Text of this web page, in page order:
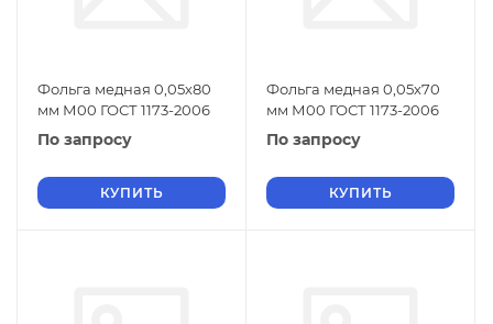
Фольга медная 0,05х80
мм М00 ГОСТ 1173-2006
По запросу
КУПИТЬ
Фольга медная 0,05х70
мм М00 ГОСТ 1173-2006
По запросу
КУПИТЬ